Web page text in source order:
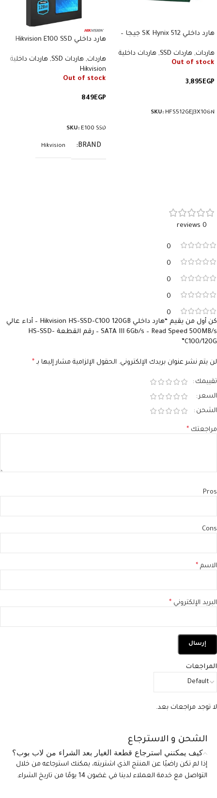
هارد داخلي SK Hynix 512 جيجا –
Read Speed 6600MB/s – رقم
القطعة HFS512GEJ3X108N
هاردات, هاردات SSD , هاردات داخلية
Out of stock
3,895EGP
SKU: HFS512GEJ3X108N
هارد داخلي Hikvision E100 SSD
بوصة – Read Speed 550MB/s –
رقم القطعة E100
هاردات, هاردات SSD , هاردات داخلية
Hikvision
Out of stock
849EGP
SKU: E100 SSD
BRAND
Hikvision
0 reviews
0
0
0
0
0
المراجعات
لا توجد مراجعات بعد.
كن أول من يقيم “هارد داخلي Hikvision HS-SSD-C100 120GB – أداء عالي
SATA III 6Gb/s – Read Speed 500MB/s – رقم القطعة HS-SSD-
C100/120G”
لن يتم نشر عنوان بريدك الإلكتروني. الحقول الإلزامية مشار إليها بـ *
تقييمك
السعر
الشحن
مراجعتك *
Pros
Cons
الاسم *
البريد الإلكتروني *
الشحن و الاسترجاع
كيف يمكنني استرجاع قطعة الغيار بعد الشراء من لاب بوب؟
إذا لم تكن راضيًا عن المنتج الذي اشتريته، يمكنك استرجاعه من خلال
التواصل مع خدمة العملاء لدينا في غضون 14 يومًا من تاريخ الشراء.